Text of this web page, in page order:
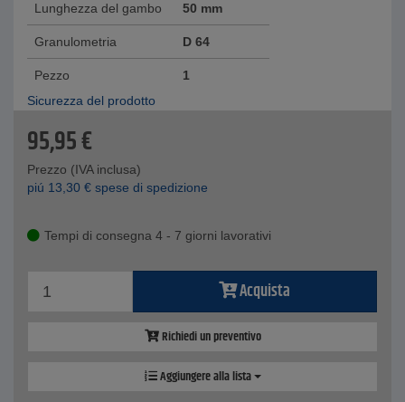
Lunghezza del gambo 50 mm
Granulometria D 64
Pezzo
1
Sicurezza del prodotto
95,95€
Prezzo (IVA inclusa)
piú 13,30 € spese di spedizione
Tempi di consegna 4 - 7 giorni lavorativi
Acquista
Richiedi un preventivo
Aggiungere alla lista